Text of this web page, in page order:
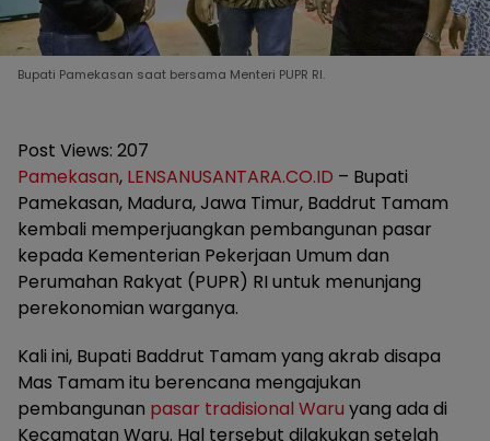
Bupati Pamekasan saat bersama Menteri PUPR RI.
Post Views: 207
Pamekasan, LENSANUSANTARA.CO.ID – Bupati
Pamekasan, Madura, Jawa Timur, Baddrut Tamam
kembali memperjuangkan pembangunan pasar
kepada Kementerian Pekerjaan Umum dan
Perumahan Rakyat (PUPR) RI untuk menunjang
perekonomian warganya.
Kali ini, Bupati Baddrut Tamam yang akrab disapa
Mas Tamam itu berencana mengajukan
pembangunan pasar tradisional Waru yang ada di
Kecamatan Waru. Hal tersebut dilakukan setelah